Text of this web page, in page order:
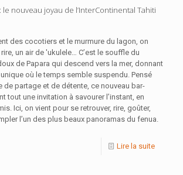
le nouveau joyau de l’InterContinental Tahiti
des cocotiers et le murmure du lagon, on
un air de 'ukulele… C’est le souffle du
de Papara qui descend vers la mer, donnant
où le temps semble suspendu. Pensé
de partage et de détente, ce nouveau bar-
tout une invitation à savourer l’instant, en
Ici, on vient pour se retrouver, rire, goûter,
l’un des plus beaux panoramas du fenua.
Lire la suite